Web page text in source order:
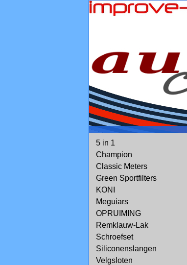
5 in 1
Champion
Classic Meters
Green Sportfilters
KONI
Meguiars
OPRUIMING
Remklauw-Lak
Schroefset
Siliconenslangen
Velgsloten